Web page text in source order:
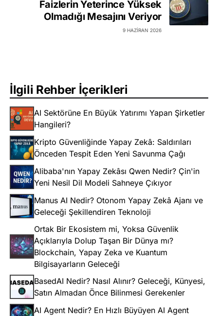
Faizlerin Yeterince Yüksek
Olmadığı Mesajını Veriyor
9 HAZIRAN 2026
İlgili Rehber İçerikleri
AI Sektörüne En Büyük Yatırımı Yapan Şirketler
Hangileri?
Kripto Güvenliğinde Yapay Zekâ: Saldırıları
Önceden Tespit Eden Yeni Savunma Çağı
Alibaba'nın Yapay Zekâsı Qwen Nedir? Çin'in
Yeni Nesil Dil Modeli Sahneye Çıkıyor
Manus AI Nedir? Otonom Yapay Zekâ Ajanı ve
Geleceği Şekillendiren Teknoloji
Ortak Bir Ekosistem mi, Yoksa Güvenlik
Açıklarıyla Dolup Taşan Bir Dünya mı?
Blockchain, Yapay Zeka ve Kuantum
Bilgisayarların Geleceği
BasedAI Nedir? Nasıl Alınır? Geleceği, Künyesi,
Satın Almadan Önce Bilinmesi Gerekenler
AI Agent Nedir? En Hızlı Büyüyen AI Agent